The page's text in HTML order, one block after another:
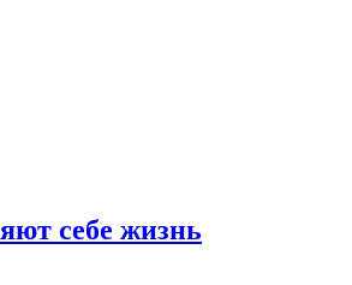
себе жизнь